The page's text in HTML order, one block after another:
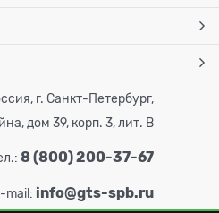
г. Санкт-Петербург,
дом 39, корп. 3, лит. В
8 (800) 200-37-67
mail: info@gts-spb.ru